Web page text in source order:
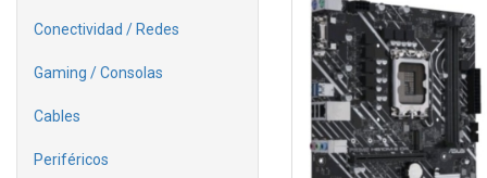
Conectividad / Redes
Gaming / Consolas
Cables
Periféricos